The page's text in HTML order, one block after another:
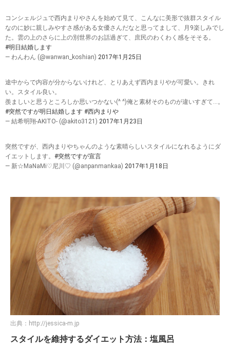
コンシェルジュで西内まりやさんを始めて見て、こんなに美形で抜群スタイル
なのに妙に親しみやすさ感がある女優さんだなと思ってまして、月9楽しみでし
た。雲の上のさらに上の別世界のお話過ぎて、庶民のわくわく感をそそる。
#明日結婚します
— わんわん (@wanwan_koshian) 2017年1月25日
途中からで内容が分からないけれど、とりあえず西内まりやが可愛い。きれ
い。スタイル良い。
羨ましいと思うところしか思いつかない(^ ^)俺と素材そのものが違いすぎて…。
#突然ですが明日結婚します #西内まりや
— 結希明翔-AKITO- (@akito3121) 2017年1月23日
突然ですが、西内まりやちゃんのような素晴らしいスタイルになれるようにダ
イエットします。 #突然ですが宣言
— 新☆MaNaMi♡尼川♡ (@anpanmankaa) 2017年1月18日
出典： http://jessica-m.jp
スタイルを維持するダイエット方法：塩風呂